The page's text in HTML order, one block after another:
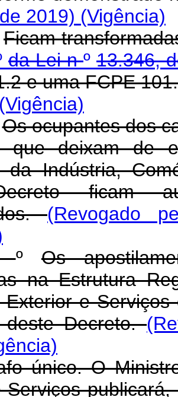
2019) (Vigência)
Ficam
da Lei nº 13.346,
e uma FCPE
(Vigência)
Os ocupantes dos
que deixam de
da Indústria,
ficam
(Revogado
ºOs
na Estrutura
Exterior e
deste Decreto.
único. O
Serviços